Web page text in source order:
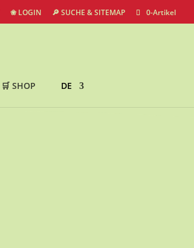
❀ LOGIN 🔎 SUCHE & SITEMAP 0-Artikel
🛒 SHOP DE